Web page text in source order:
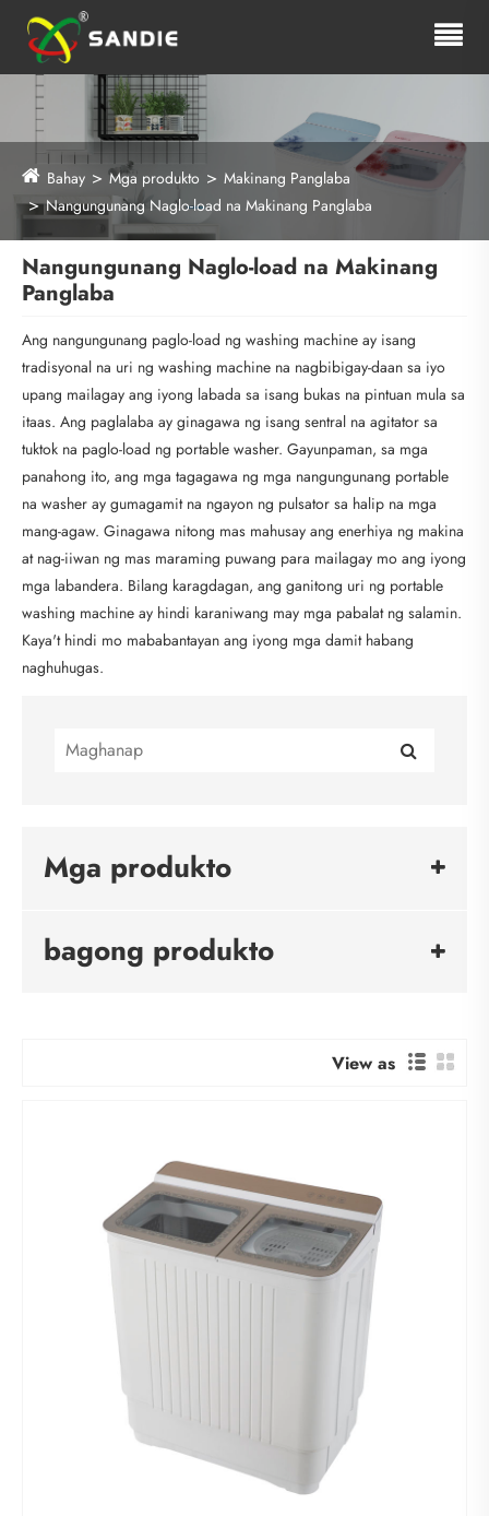
Bahay Mga produkto
Makinang Panglaba
Nangungunang Naglo-load na Makinang Panglaba
Nangungunang Naglo-load na Makinang
Panglaba
Ang nangungunang paglo-load ng washing machine ay isang
tradisyonal na uri ng washing machine na nagbibigay-daan sa iyo
upang mailagay ang iyong labada sa isang bukas na pintuan mula sa
itaas. Ang paglalaba ay ginagawa ng isang sentral na agitator sa
tuktok na paglo-load ng portable washer. Gayunpaman, sa mga
panahong ito, ang mga tagagawa ng mga nangungunang portable
na washer ay gumagamit na ngayon ng pulsator sa halip na mga
mang-agaw. Ginagawa nitong mas mahusay ang enerhiya ng makina
at nag-iiwan ng mas maraming puwang para mailagay mo ang iyong
mga labandera. Bilang karagdagan, ang ganitong uri ng portable
washing machine ay hindi karaniwang may mga pabalat ng salamin.
Kaya't hindi mo mababantayan ang iyong mga damit habang
naghuhugas.
Mga produkto
bagong produkto
View as